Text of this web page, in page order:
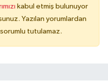
kabul etmiş bulunuyor
Yazılan yorumlardan
tutulamaz.